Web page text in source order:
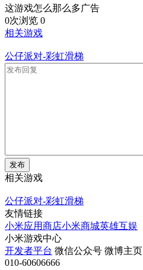
这游戏怎么那么多广告
0次浏览 0
相关游戏
公仔派对-彩虹滑梯
发布
相关游戏
公仔派对-彩虹滑梯
友情链接
小米应用商店小米商城英雄互娱
小米游戏中心
开发者平台 微信公众号 微博主页
010-60606666